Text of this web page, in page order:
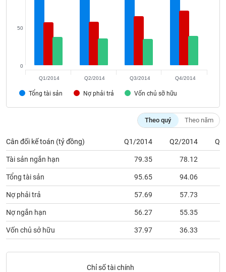
Tổng tài sản Nợ phải trả Vốn chủ sỡ hữu
0
50
Q1/2014 Q2/2014 Q3/2014 Q4/2014
Theo quý Theo năm
Cân đối kế toán (tỷ đồng) Q1/2014 Q2/2014
Tài sản ngắn hạn 79.35 78.12
Tổng tài sản 95.65 94.06
Nợ phải trả 57.69 57.73
Nợ ngắn hạn 56.27 55.35
Vốn chủ sở hữu 37.97 36.33
Chỉ số tài chính
viết
Báo
phân
Thuật
ngữ
(-)
Dịch
vụ
(-)
Đào